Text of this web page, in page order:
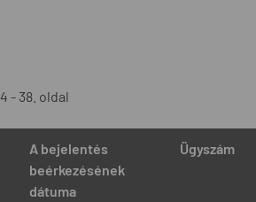
4 - 38. oldal
A bejelentés
beérkezésének
dátuma
Ügyszám